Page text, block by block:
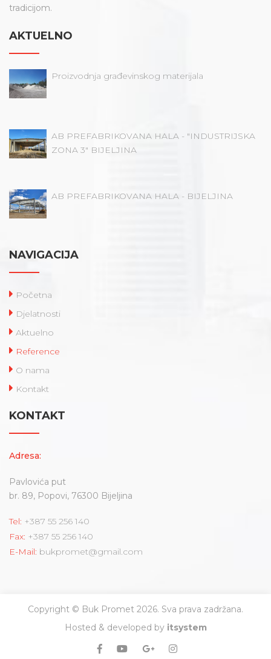
tradicijom.
AKTUELNO
Proizvodnja građevinskog materijala
AB PREFABRIKOVANA HALA - "INDUSTRIJSKA
ZONA 3" BIJELJINA
AB PREFABRIKOVANA HALA - BIJELJINA
NAVIGACIJA
Početna
Djelatnosti
Aktuelno
Reference
O nama
Kontakt
KONTAKT
Adresa:
Pavlovića put
br. 89, Popovi, 76300 Bijeljina
Tel: +387 55 256 140
Fax: +387 55 256 140
E-Mail: bukpromet@gmail.com
Copyright © Buk Promet 2026. Sva prava zadržana.
Hosted & developed by itsystem